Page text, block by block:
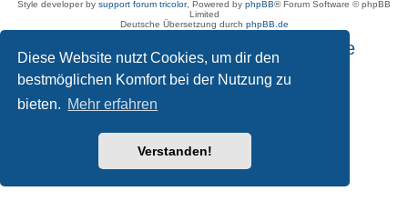
Diese Website nutzt Cookies, um dir den
bestmöglichen Komfort bei der Nutzung zu
bieten. Mehr erfahren
Verstanden!
Style developer by support forum tricolor, Powered by phpBB® Forum Software © phpBB
Limited
Deutsche Übersetzung durch phpBB.de
Impressum und Datenschutzhinweise